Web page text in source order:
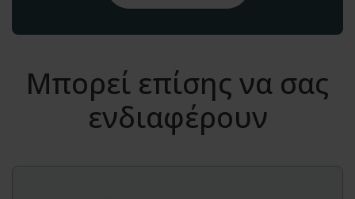
Μπορεί επίσης να σας
ενδιαφέρουν